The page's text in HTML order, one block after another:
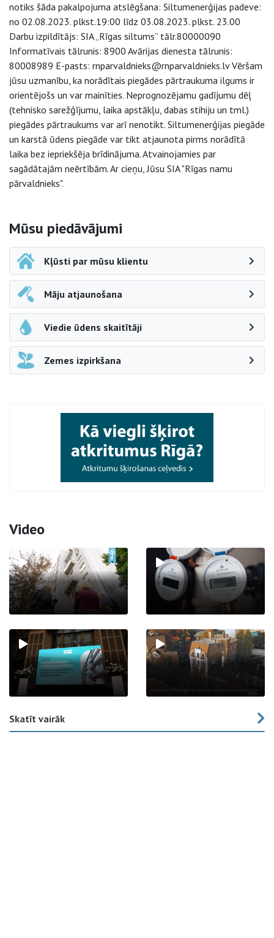
notiks šāda pakalpojuma atslēgšana: Siltumenerģijas padeve:
no 02.08.2023. plkst.19:00 līdz 03.08.2023. plkst. 23.00
Darbu izpildītājs: SIA „Rīgas siltums” tālr.80000090
Informatīvais tālrunis: 8900 Avārijas dienesta tālrunis:
80008989 E-pasts: rnparvaldnieks@rnparvaldnieks.lv Vēršam
jūsu uzmanību, ka norādītais piegādes pārtraukuma ilgums ir
orientējošs un var mainīties. Neprognozējamu gadījumu dēļ
(tehnisko sarežģījumu, laika apstākļu, dabas stihiju un tml.)
piegādes pārtraukums var arī nenotikt. Siltumenerģijas piegāde
un karstā ūdens piegāde var tikt atjaunota pirms norādītā
laika bez iepriekšēja brīdinājuma. Atvainojamies par
sagādātajām neērtībām. Ar cieņu, Jūsu SIA "Rīgas namu
pārvaldnieks".
Sāna navigācija
Mūsu piedāvājumi
Kļūsti par mūsu klientu
Māju atjaunošana
Viedie ūdens skaitītāji
Zemes izpirkšana
Video
Skatīt vairāk